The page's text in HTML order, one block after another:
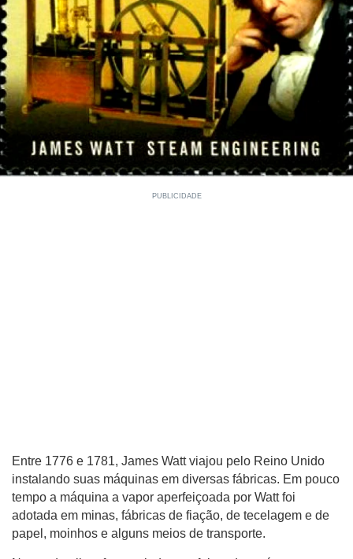
Entre 1776 e 1781, James Watt viajou pelo Reino Unido
instalando suas máquinas em diversas fábricas. Em pouco
tempo a máquina a vapor aperfeiçoada por Watt foi
adotada em minas, fábricas de fiação, de tecelagem e de
papel, moinhos e alguns meios de transporte.